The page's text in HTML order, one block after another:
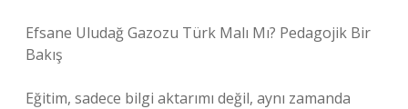
Efsane Uludağ Gazozu Türk Malı Mı? Pedagojik Bir
Bakış
Eğitim, sadece bilgi aktarımı değil, aynı zamanda